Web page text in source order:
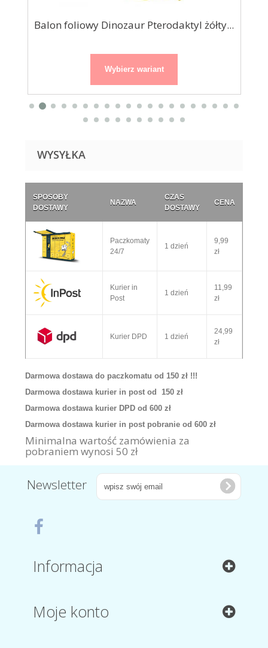
Balon foliowy Dinozaur Pterodaktyl żółty...
Wybierz wariant
WYSYŁKA
SPOSOBY
DOSTAWY
NAZWA
CZAS
DOSTAWY
CENA
Paczkomaty
24/7
1 dzień
9,99
zł
Kurier in
Post
1 dzień
11,99
zł
Kurier DPD 1 dzień
24,99
zł
Darmowa dostawa do paczkomatu od 150 zł !!!
Darmowa dostawa kurier in post od 150 zł
Darmowa dostawa kurier DPD od 600 zł
Darmowa dostawa kurier in post pobranie od 600 zł
Minimalna wartość zamówienia za
pobraniem wynosi 50 zł
Newsletter
Informacja
Moje konto